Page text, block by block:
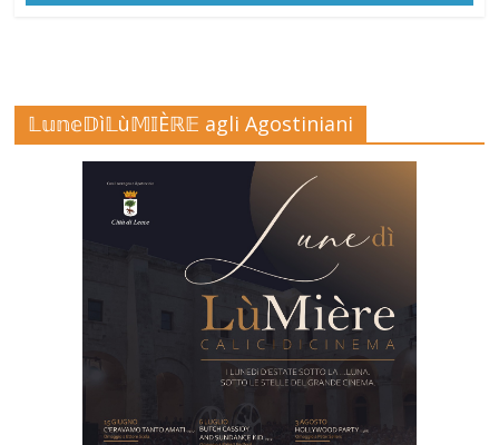
𝕃𝕦𝕟𝕖𝔻ì𝕃ù𝕄𝕀Èℝ𝔼 agli Agostiniani